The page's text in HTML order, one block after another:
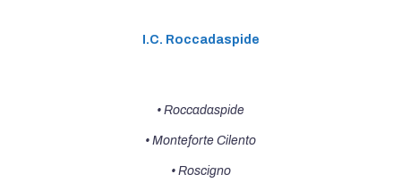
I.C. Roccadaspide
• Roccadaspide
• Monteforte Cilento
• Roscigno